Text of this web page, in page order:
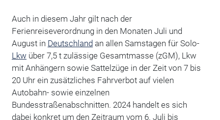
Auch in diesem Jahr gilt nach der
Ferienreiseverordnung in den Monaten Juli und
August in Deutschlandan allen Samstagen für Solo-
Lkw über 7,5 t zulässige Gesamtmasse (zGM), Lkw
mit Anhängern sowie Sattelzüge in der Zeit von 7 bis
20 Uhr ein zusätzliches Fahrverbot auf vielen
Autobahn- sowie einzelnen
Bundesstraßenabschnitten. 2024 handelt es sich
dabei konkret um den Zeitraum vom 6. Juli bis